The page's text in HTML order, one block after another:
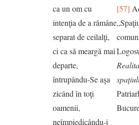
ca un om cu
intenţia de a rămâne
separat de ceilalţi,
ci ca să meargă mai
departe,
întrupându-Se aşa
zicând în toţi
oamenii,
neîmpiedicându-i
[57]